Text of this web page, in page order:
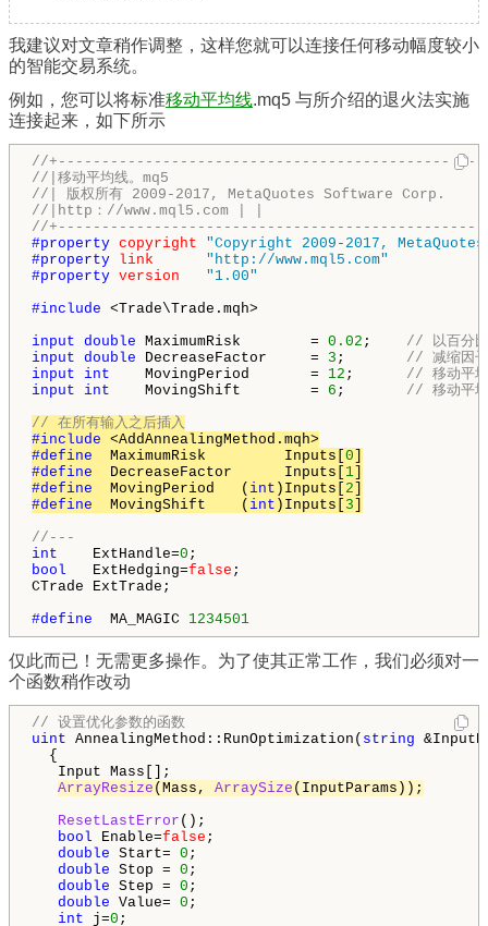
我建议对文章稍作调整，这样您就可以连接任何移动幅度较小
的智能交易系统。
例如，您可以将标准移动平均线.mq5 与所介绍的退火法实施
连接起来，如下所示
//
//|移动平均线。mq5
//| 版权所有 2009-2017, MetaQuotes Software Corp.
//|http：//www.mql5.com | |
//
#property copyright
"Copyright 2009-2017,
#property link
"http://www.mql5.com"
#property version
"1.00"
#include <Trade\Trade.mqh>
input double MaximumRisk        = 0.02 ; // 以百分比
input double DecreaseFactor     = 3 ; // 减缩因
input
int MovingPeriod       = 12 ; // 移动平
input
int MovingShift        = 6 ; // 移动平均
// 在所有输入之后插入
#include
#define
MaximumRisk         Inputs[ 0
#define
DecreaseFactor      Inputs[ 1
#define
MovingPeriod   ( int )Inputs[ 2
#define
MovingShift    ( int )Inputs[ 3
//---
int ExtHandle=0
bool ExtHedging=false ;
CTrade ExtTrade;
#define
MA_MAGIC 1234501
仅此而已！无需更多操作。为了使其正常工作，我们必须对一
个函数稍作改动
// 设置优化参数的函数
uint AnnealingMethod::RunOptimization( string
{
Input Mass[];
ArrayResize (Mass, ArraySize (InputParams));
ResetLastError ();
bool Enable=false ;
double Start= 0 ;
double Stop = 0 ;
double Step = 0 ;
double Value= 0 ;
int j=0 ;